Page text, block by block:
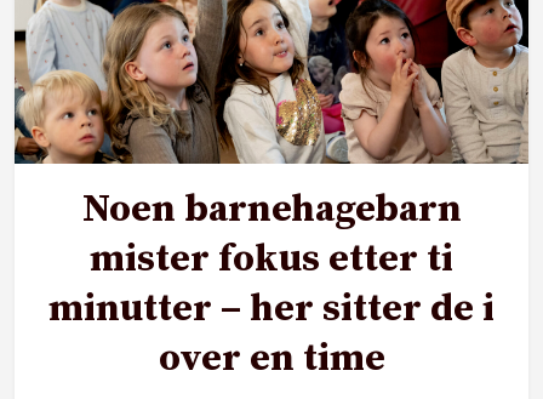
Noen barnehagebarn
mister fokus etter ti
minutter – her sitter de i
over en time